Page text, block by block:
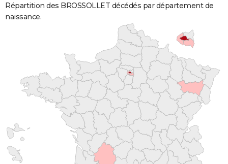
Répartition des BROSSOLLET décédés par département de
naissance.